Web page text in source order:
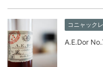
コニャック
A.E.Dor